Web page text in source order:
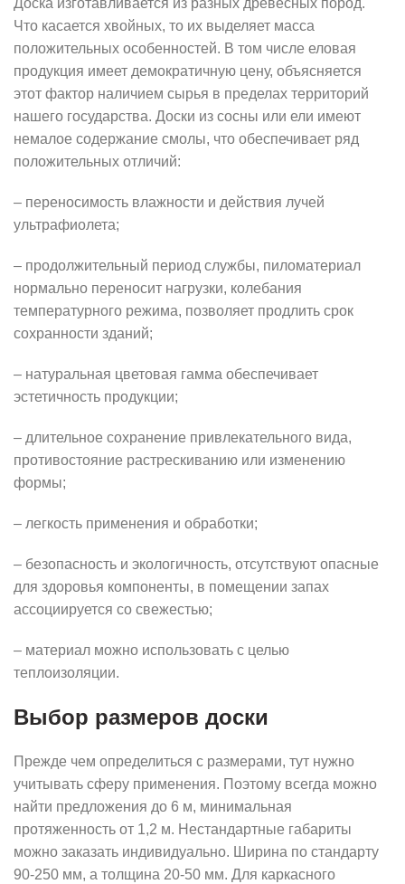
Доска изготавливается из разных древесных пород.
Что касается хвойных, то их выделяет масса
положительных особенностей. В том числе еловая
продукция имеет демократичную цену, объясняется
этот фактор наличием сырья в пределах территорий
нашего государства. Доски из сосны или ели имеют
немалое содержание смолы, что обеспечивает ряд
положительных отличий:
– переносимость влажности и действия лучей
ультрафиолета;
– продолжительный период службы, пиломатериал
нормально переносит нагрузки, колебания
температурного режима, позволяет продлить срок
сохранности зданий;
– натуральная цветовая гамма обеспечивает
эстетичность продукции;
– длительное сохранение привлекательного вида,
противостояние растрескиванию или изменению
формы;
– легкость применения и обработки;
– безопасность и экологичность, отсутствуют опасные
для здоровья компоненты, в помещении запах
ассоциируется со свежестью;
– материал можно использовать с целью
теплоизоляции.
Выбор размеров доски
Прежде чем определиться с размерами, тут нужно
учитывать сферу применения. Поэтому всегда можно
найти предложения до 6 м, минимальная
протяженность от 1,2 м. Нестандартные габариты
можно заказать индивидуально. Ширина по стандарту
90-250 мм, а толщина 20-50 мм. Для каркасного